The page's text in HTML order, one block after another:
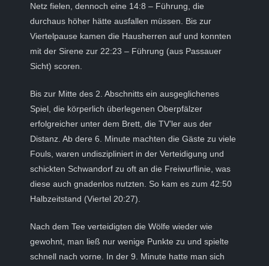
Netz fielen, dennoch eine 14:8 – Führung, die
durchaus höher hätte ausfallen müssen. Bis zur
Viertelpause kamen die Hausherren auf und konnten
mit der Sirene zur 22:23 – Führung (aus Passauer
Sicht) scoren.
Bis zur Mitte des 2. Abschnitts ein ausgeglichenes
Spiel, die körperlich überlegenen Oberpfälzer
erfolgreicher unter dem Brett, die TV’ler aus der
Distanz. Ab dere 6. Minute machten die Gäste zu viele
Fouls, waren undiszipliniert in der Verteidigung und
schickten Schwandorf zu oft an die Freiwurflinie, was
diese auch gnadenlos nutzten. So kam es zum 42:50
Halbzeitstand (Viertel 20:27).
Nach dem Tee verteidigten die Wölfe wieder wie
gewohnt, man ließ nur wenige Punkte zu und spielte
schnell nach vorne. In der 9. Minute hatte man sich